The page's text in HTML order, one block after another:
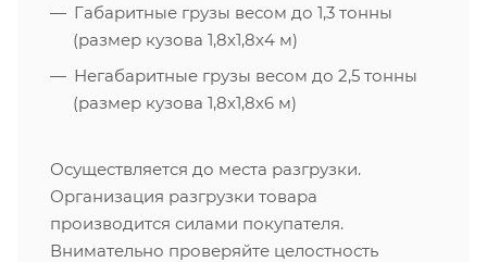
Габаритные грузы весом до 1,3 тонны
(размер кузова 1,8х1,8х4 м)
Негабаритные грузы весом до 2,5 тонны
(размер кузова 1,8х1,8х6 м)
Осуществляется до места разгрузки.
Организация разгрузки товара
производится силами покупателя.
Внимательно проверяйте целостность